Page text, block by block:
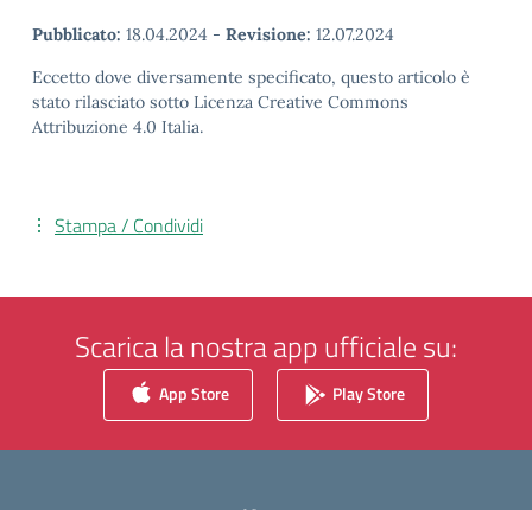
Pubblicato: 18.04.2024 - Revisione: 12.07.2024
Eccetto dove diversamente specificato, questo articolo è
stato rilasciato sotto Licenza Creative Commons
Attribuzione 4.0 Italia.
Stampa / Condividi
Scarica la nostra app ufficiale su:
App Store Play Store